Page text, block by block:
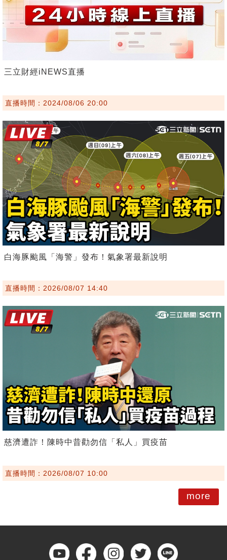
三立財經iNEWS直播
直播時間：2024/08/06 20:00
白海豚颱風「海警」發布！氣象署最新說明
直播時間：2026/08/07 14:40
慈濟遭詐！陳時中昔勸勿信「私人」買疫苗
直播時間：2026/08/07 10:00
more